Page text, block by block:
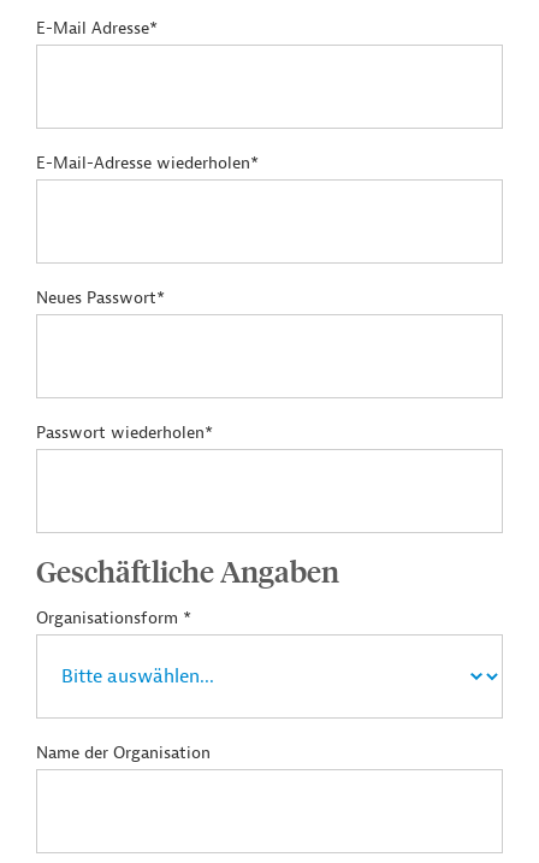
E-Mail Adresse*
E-Mail-Adresse wiederholen*
Neues Passwort*
Passwort wiederholen*
Geschäftliche Angaben
Organisationsform *
Name der Organisation